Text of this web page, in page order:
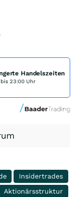
Handelszeiten
23:00 Uhr
Insidertrades
Aktionärsstruktur